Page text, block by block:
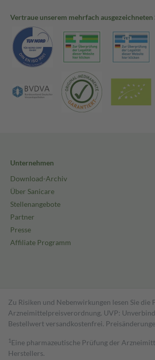
Vertraue unserem mehrfach ausgezeichneten
Unternehmen
Download-Archiv
Über Sanicare
Stellenangebote
Partner
Presse
Affiliate Programm
Zu Risiken und Nebenwirkungen lesen Sie
Arzneimittelpreisverordnung. UVP:
Bestell­wert versand­kosten­frei.
1 Eine pharmazeutische Prüfung der
Herstellers.